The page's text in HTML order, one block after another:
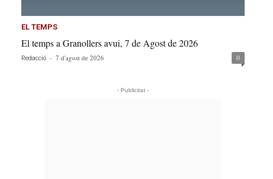
EL TEMPS
El temps a Granollers avui, 7 de Agost de 2026
Redacció - 7 d'agost de 2026 0
- Publicitat -